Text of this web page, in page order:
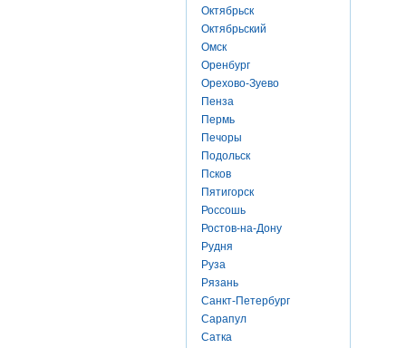
Октябрьск
Октябрьский
Омск
Оренбург
Орехово-Зуево
Пенза
Пермь
Печоры
Подольск
Псков
Пятигорск
Россошь
Ростов-на-Дону
Рудня
Руза
Рязань
Санкт-Петербург
Сарапул
Сатка